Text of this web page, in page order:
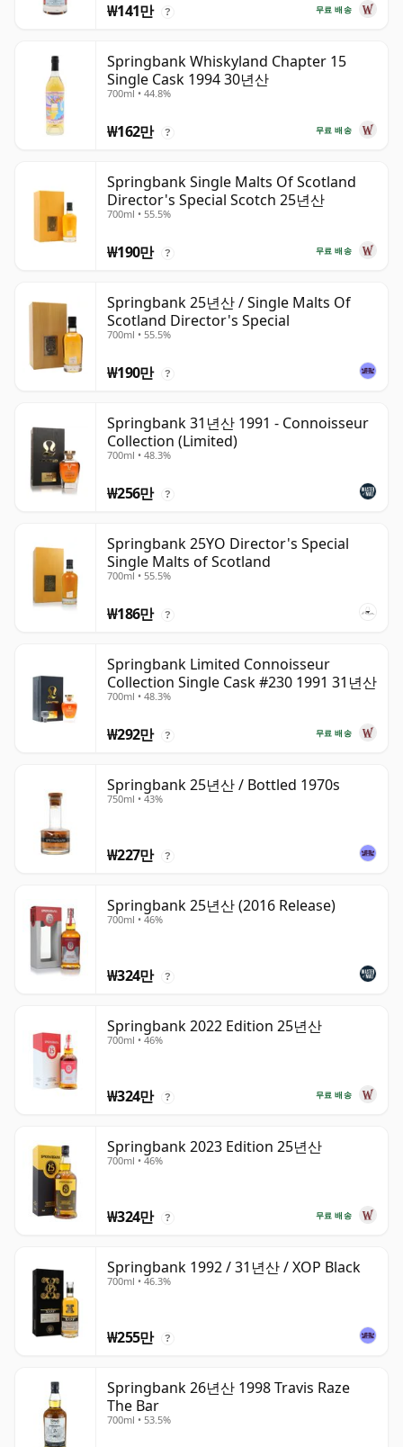
무료 배송
₩141만 ?
Springbank Whiskyland Chapter 15
Single Cask 1994 30년산
700ml • 44.8%
무료 배송
₩162만 ?
Springbank Single Malts Of Scotland
Director's Special Scotch 25년산
700ml • 55.5%
무료 배송
₩190만 ?
Springbank 25년산 / Single Malts Of
Scotland Director's Special
700ml • 55.5%
₩190만 ?
Springbank 31년산 1991 - Connoisseur
Collection (Limited)
700ml • 48.3%
₩256만 ?
Springbank 25YO Director's Special
Single Malts of Scotland
700ml • 55.5%
₩186만 ?
Springbank Limited Connoisseur
Collection Single Cask #230 1991 31년산
700ml • 48.3%
무료 배송
₩292만 ?
Springbank 25년산 / Bottled 1970s
750ml • 43%
₩227만 ?
Springbank 25년산 (2016 Release)
700ml • 46%
₩324만 ?
Springbank 2022 Edition 25년산
700ml • 46%
무료 배송
₩324만 ?
Springbank 2023 Edition 25년산
700ml • 46%
무료 배송
₩324만 ?
Springbank 1992 / 31년산 / XOP Black
700ml • 46.3%
₩255만 ?
Springbank 26년산 1998 Travis Raze
The Bar
700ml • 53.5%